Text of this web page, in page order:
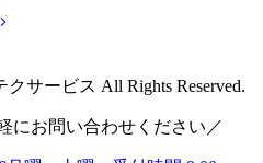
サービス All Rights Reserved.
にお問い合わせください ／